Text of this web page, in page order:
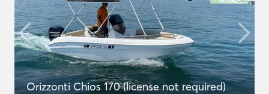
Orizzonti Chios 170 (license not required)